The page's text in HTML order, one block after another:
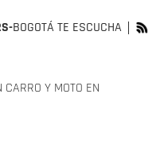
BOGOTÁ TE ESCUCHA
Y MOTO EN